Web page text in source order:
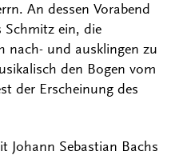
An dessen Vorabend
Schmitz ein, die
nach- und ausklingen zu
den Bogen vom
der Erscheinung des
Johann Sebastian Bachs